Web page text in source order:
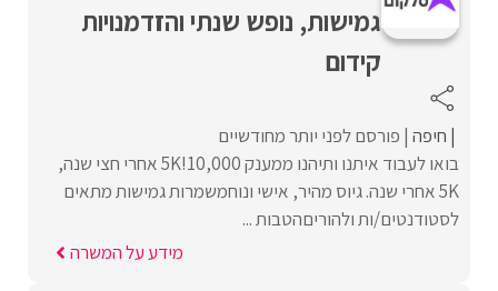
גמישות, נופש שנתי והזדמנויות
קידום
חיפה פורסם לפני יותר מחודשיים
בואו לעבוד איתנו ותיהנו ממענק 10,000!5K אחרי חצי שנה,
5K אחרי שנה. גיוס מהיר, אישי ונוחמשמרות גמישות מתאים
לסטודנטים/ות ולהוריםהטבות ...
מידע על המשרה